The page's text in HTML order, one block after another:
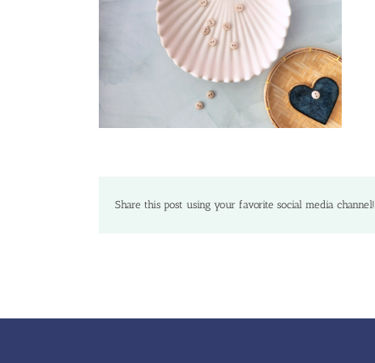
Share this post using your favorite social media channel!